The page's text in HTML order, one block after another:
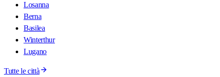
Losanna
Berna
Basilea
Winterthur
Lugano
Tutte le città